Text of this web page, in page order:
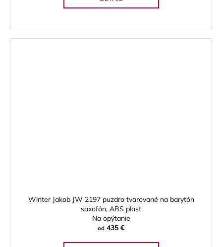
Winter Jakob JW 2197 puzdro tvarované na barytón
saxofón, ABS plast
Na opýtanie
od 435 €